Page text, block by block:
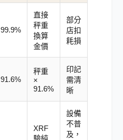
99.9%
直接
秤重
換算
金價
部分
店扣
耗損
91.6%
秤重
×
91.6%
印記
需清
晰
XRF
驗純
設備
不普
及，